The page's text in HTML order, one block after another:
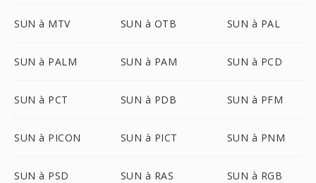
SUN à MTV SUN à OTB SUN à PAL
SUN à PALM SUN à PAM SUN à PCD
SUN à PCT SUN à PDB SUN à PFM
SUN à PICON SUN à PICT SUN à PNM
SUN à PSD SUN à RAS SUN à RGB